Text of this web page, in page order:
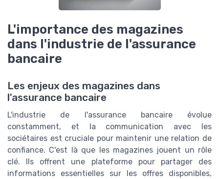
L'importance des magazines
dans l'industrie de l'assurance
bancaire
Les enjeux des magazines dans
l'assurance bancaire
L'industrie de l'assurance bancaire évolue
constamment, et la communication avec les
sociétaires est cruciale pour maintenir une relation de
confiance. C'est là que les magazines jouent un rôle
clé. Ils offrent une plateforme pour partager des
informations essentielles sur les offres disponibles,